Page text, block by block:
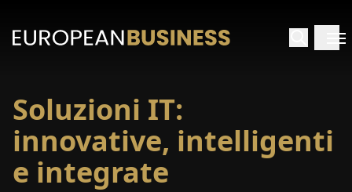
HOME
Soluzioni IT:
innovative, intelligenti
e integrate